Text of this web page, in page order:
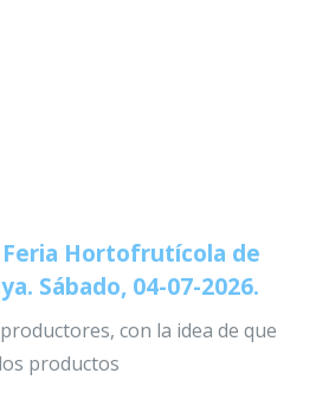
Feria Hortofrutícola de
Sábado, 04-07-2026.
con la idea de que
productos